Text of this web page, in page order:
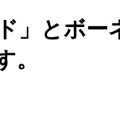
」とボ
。